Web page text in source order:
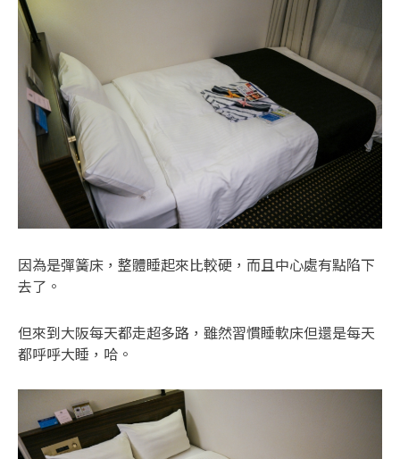
因為是彈簧床，整體睡起來比較硬，而且中心處有點陷下
去了。
但來到大阪每天都走超多路，雖然習慣睡軟床但還是每天
都呼呼大睡，哈。